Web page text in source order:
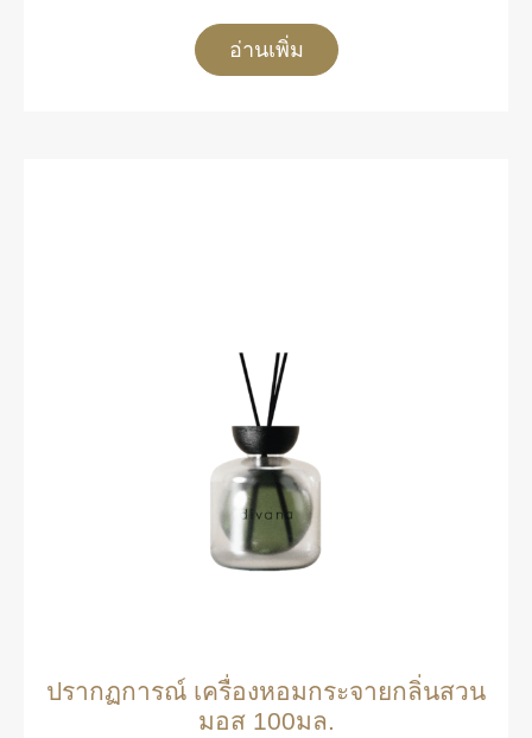
อ่านเพิ่ม
ปรากฏการณ์ เครื่องหอมกระจายกลิ่นสวน
มอส 100มล.